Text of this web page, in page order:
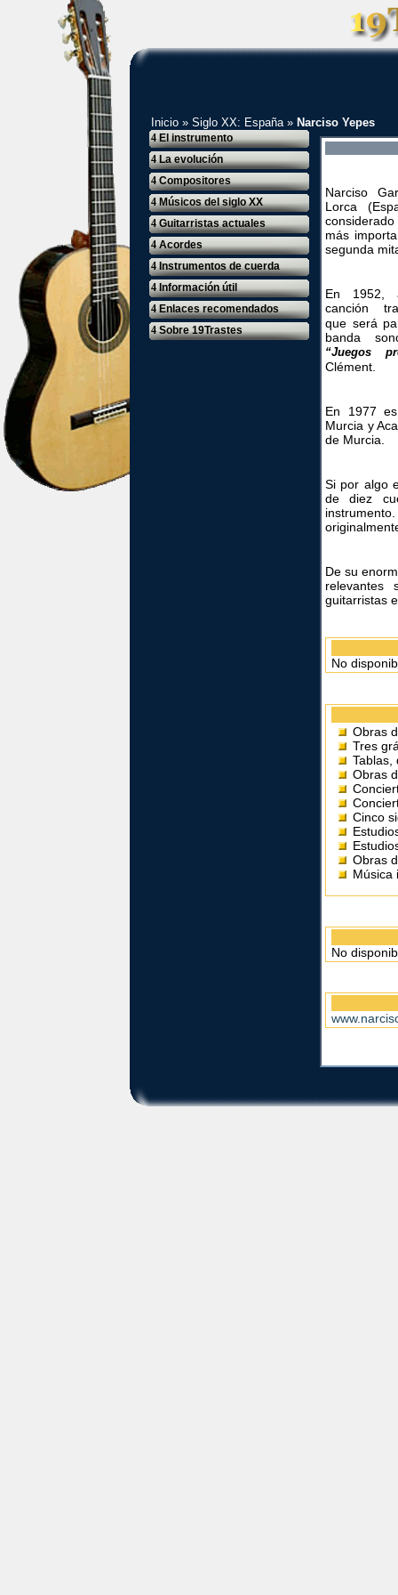
Inicio » Siglo XX: España » Narciso Yepes
4El instrumento
4La evolución
4Compositores
4Músicos del siglo XX
4Guitarristas actuales
4Acordes
4Instrumentos de cuerda
4Información útil
4Enlaces recomendados
4Sobre 19Trastes
Narciso
Lorca
más
segunda
En 1952,
canción
que será
banda
“Juegos
Clément.
En 1977
Murcia y
de Murcia.
Si por algo
de diez
De su
relevantes
guitarristas
No
Obras
Tres
Tablas,
Obras
Cinco
Obras
Música
No